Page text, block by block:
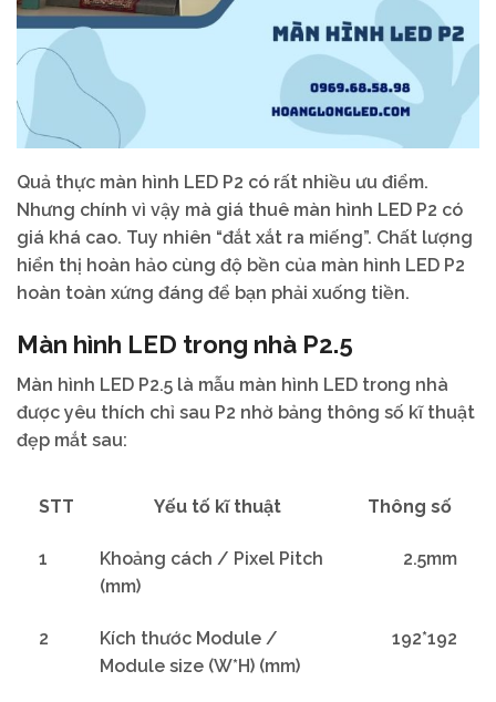
Quả thực màn hình LED P2 có rất nhiều ưu điểm.
Nhưng chính vì vậy mà giá thuê màn hình LED P2 có
giá khá cao. Tuy nhiên “đắt xắt ra miếng”. Chất lượng
hiển thị hoàn hảo cùng độ bền của màn hình LED P2
hoàn toàn xứng đáng để bạn phải xuống tiền.
Màn hình LED trong nhà P2.5
Màn hình LED P2.5 là mẫu màn hình LED trong nhà
được yêu thích chỉ sau P2 nhờ bảng thông số kĩ thuật
đẹp mắt sau:
STT Yếu tố kĩ thuật Thông số
1
Khoảng cách / Pixel Pitch
(mm)
2.5mm
2
Kích thước Module /
Module size (W*H) (mm)
192*192